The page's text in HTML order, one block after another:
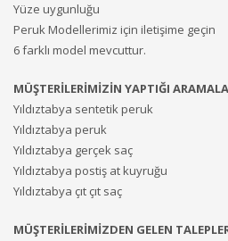
Yüze uygunluğu
Peruk Modellerimiz için iletişime geçin
6 farklı model mevcuttur.
MÜŞTERİLERİMİZİN YAPTIĞI
Yıldıztabya sentetik peruk
Yıldıztabya peruk
Yıldıztabya gerçek saç
Yıldıztabya postiş at kuyruğu
Yıldıztabya çıt çıt saç
MÜŞTERİLERİMİZDEN GELEN